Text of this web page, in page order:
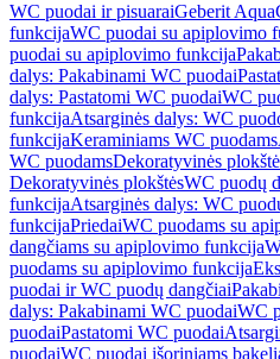
WC puodai ir pisuaraiGeberit
funkcijaWC puodai su apiplovimo
puodai su apiplovimo funkcija
dalys: Pakabinami WC puodai
dalys: Pastatomi WC puodaiWC
funkcijaAtsarginės dalys: WC
funkcijaKeraminiams WC puodams
WC puodamsDekoratyvinės
Dekoratyvinės plokštėsWC puodų
funkcijaAtsarginės dalys: WC
funkcijaPriedaiWC puodams su
dangčiams su apiplovimo funkcija
puodams su apiplovimo funkcija
puodai ir WC puodų dangčiai
dalys: Pakabinami WC puodaiWC
puodaiPastatomi WC puodai
puodaiWC puodai išoriniams